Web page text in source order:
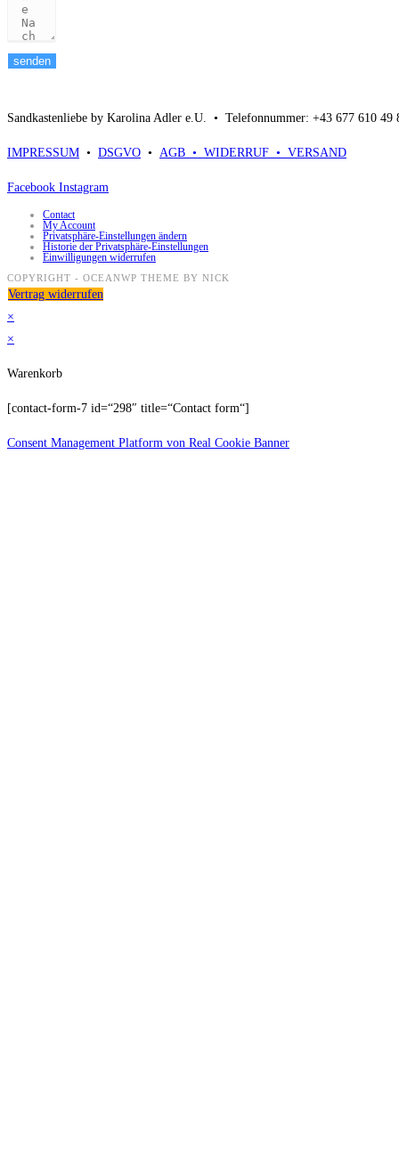
senden
Sandkastenliebe by Karolina Adler e.U. • Telefonnummer: +43 677 610
IMPRESSUM • DSGVO • AGB • WIDERRUF • VERSAND
Facebook Instagram
Contact
My Account
Privatsphäre-Einstellungen ändern
Historie der Privatsphäre-Einstellungen
Einwilligungen widerrufen
COPYRIGHT - OCEANWP THEME BY NICK
Vertrag widerrufen
×
×
Warenkorb
[contact-form-7 id=“298″ title=“Contact form“]
Consent Management Platform von Real Cookie Banner